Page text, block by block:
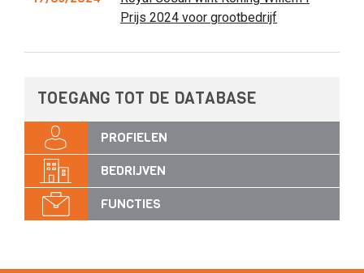
Prijs 2024 voor grootbedrijf
TOEGANG TOT DE DATABASE
PROFIELEN
BEDRIJVEN
FUNCTIES